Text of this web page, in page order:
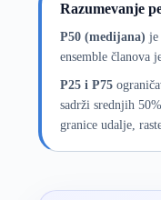
Razumevanje
P50 (medijana) je
ensemble članova
P25 i P75
sadrži srednjih
granice udalje,